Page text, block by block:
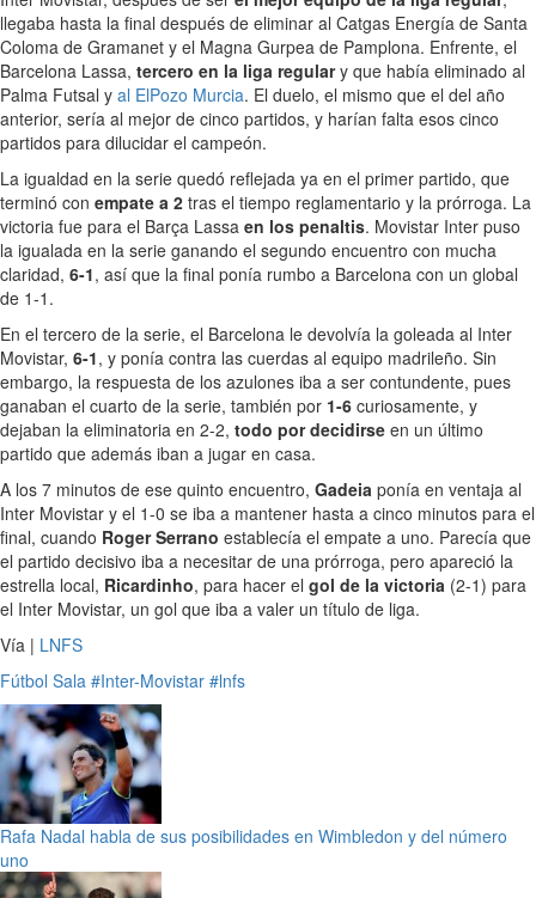
llegaba hasta la final después de eliminar al Catgas Energía de Santa
Coloma de Gramanet y el Magna Gurpea de Pamplona. Enfrente, el
Barcelona Lassa, tercero en la liga regulary que había eliminado al
Palma Futsal y al ElPozo Murcia. El duelo, el mismo que el del año
anterior, sería al mejor de cinco partidos, y harían falta esos cinco
partidos para dilucidar el campeón.
La igualdad en la serie quedó reflejada ya en el primer partido, que
terminó con empate a 2 tras el tiempo reglamentario y la prórroga. La
victoria fue para el Barça Lassa en los penaltis. Movistar Inter puso
la igualada en la serie ganando el segundo encuentro con mucha
claridad, 6-1, así que la final ponía rumbo a Barcelona con un global
de 1-1.
En el tercero de la serie, el Barcelona le devolvía la goleada al Inter
Movistar, 6-1, y ponía contra las cuerdas al equipo madrileño. Sin
embargo, la respuesta de los azulones iba a ser contundente, pues
ganaban el cuarto de la serie, también por 1-6 curiosamente, y
dejaban la eliminatoria en 2-2, todo por decidirse en un último
partido que además iban a jugar en casa.
A los 7 minutos de ese quinto encuentro, Gadeia ponía en ventaja al
Inter Movistar y el 1-0 se iba a mantener hasta a cinco minutos para el
final, cuando Roger Serrano establecía el empate a uno. Parecía que
el partido decisivo iba a necesitar de una prórroga, pero apareció la
estrella local, Ricardinho, para hacer el gol de la victoria (2-1) para
el Inter Movistar, un gol que iba a valer un título de liga.
Vía | LNFS
Fútbol Sala #Inter-Movistar #lnfs
Rafa Nadal habla de sus posibilidades en Wimbledon y del número
uno